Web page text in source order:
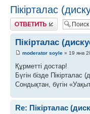
Пікірталас
Ответить
Пікірталас
moderator soyle » 19 янв
Құрметті достар!
Бүгін бізде Пікірталас
Сондықтан, бүгін
Re: Пікірталас